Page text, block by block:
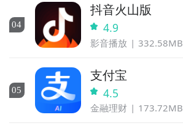
04
抖音火山版
4.9
影音播放 332.58MB
05
支付宝
4.5
金融理财 173.72MB